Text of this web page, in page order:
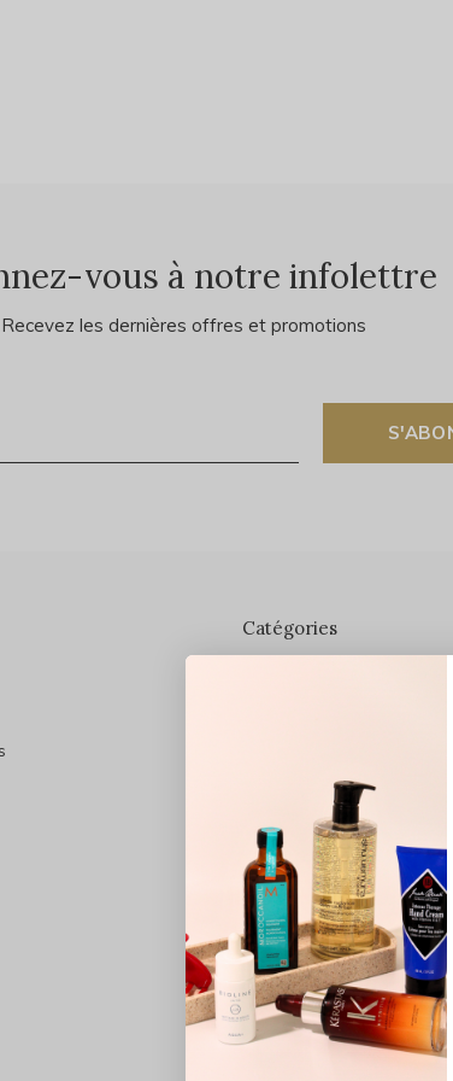
vous à notre infolettre
Recevez les dernières offres et promotions
Catégories
Soins du visage
Maquillage
Bain et Corps
Bijoux